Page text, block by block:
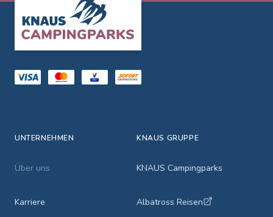
UNTERNEHMEN
Über uns
Karriere
KNAUS GRUPPE
KNAUS Campingparks
Albatross Reisen